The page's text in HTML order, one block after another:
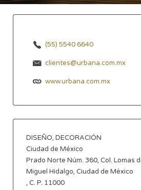
(55) 5540 6640
clientes@urbana.com.mx
www.urbana.com.mx
DISEÑO, DECORACIÓN
Ciudad de México
Prado Norte Núm. 360, Col. Lomas
Miguel Hidalgo, Ciudad de México
, C. P. 11000